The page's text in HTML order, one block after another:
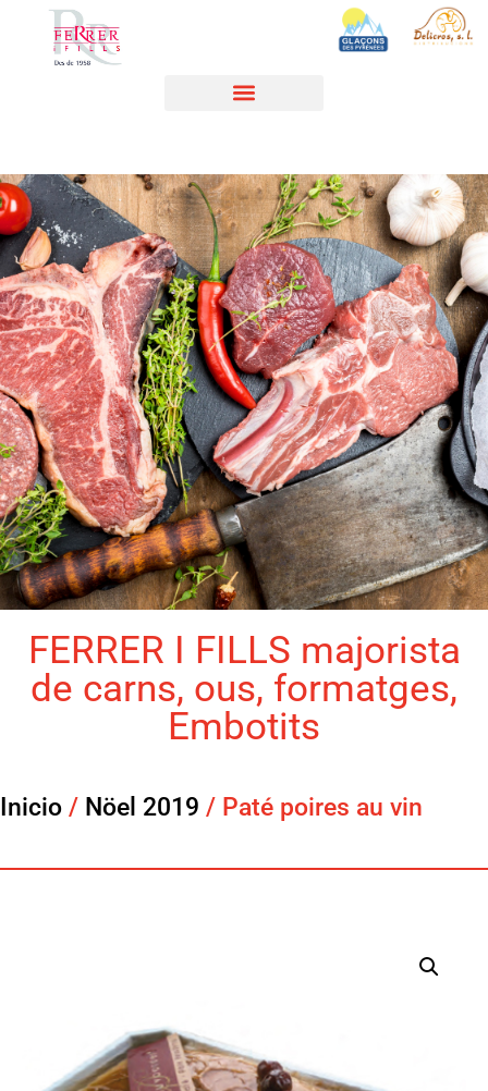
FERRER I FILLS majorista
de carns, ous, formatges,
Embotits
Inicio / Nöel 2019 / Paté poires au vin